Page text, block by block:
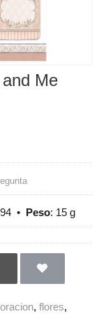
Me
• Peso: 15 g
flores